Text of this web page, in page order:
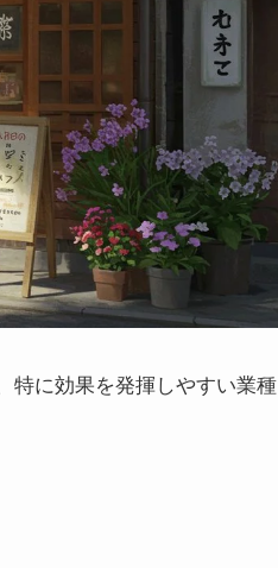
特に効果を発揮しやすい業種